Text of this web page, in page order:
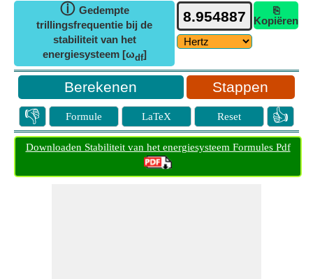
ⓘ Gedempte
trillingsfrequentie bij de
stabiliteit van het
energiesysteem [ωdf]
⎘
Kopiëren
Stappen
👎 Formule LaTeX Reset 👍
Downloaden Stabiliteit van het energiesysteem Formules Pdf